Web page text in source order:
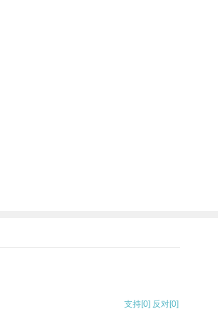
支持[0] 反对[0]